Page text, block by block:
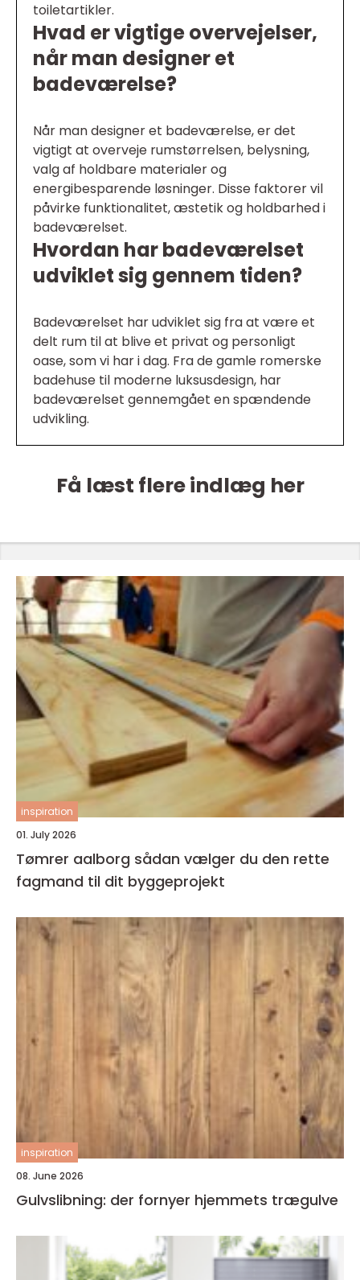
toiletartikler.
Hvad er vigtige overvejelser,
når man designer et
badeværelse?
Når man designer et badeværelse, er det
vigtigt at overveje rumstørrelsen, belysning,
valg af holdbare materialer og
energibesparende løsninger. Disse faktorer vil
påvirke funktionalitet, æstetik og holdbarhed i
badeværelset.
Hvordan har badeværelset
udviklet sig gennem tiden?
Badeværelset har udviklet sig fra at være et
delt rum til at blive et privat og personligt
oase, som vi har i dag. Fra de gamle romerske
badehuse til moderne luksusdesign, har
badeværelset gennemgået en spændende
udvikling.
Få læst flere indlæg her
inspiration
01. July 2026
Tømrer aalborg sådan vælger du den rette
fagmand til dit byggeprojekt
inspiration
08. June 2026
Gulvslibning: der fornyer hjemmets trægulve